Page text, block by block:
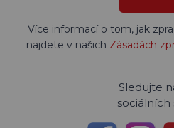
Více informací o tom, jak
najdete v našich Zásadách
Sledujte
sociálních